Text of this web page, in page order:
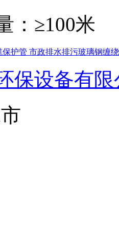
： ≥100米
护管 市政排水排污玻璃钢缠
保设备有限